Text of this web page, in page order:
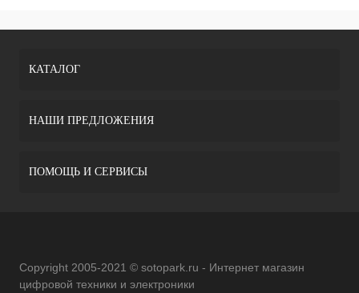
КАТАЛОГ
НАШИ ПРЕДЛОЖЕНИЯ
ПОМОЩЬ И СЕРВИСЫ
Copyright 2005-2021 © sotopark.ru - Интернет магазин
цифровой техники и электроники